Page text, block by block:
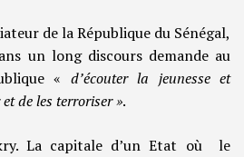
de la République du Sénégal,
un long discours demande au
« d’écouter la jeunesse et
de les terroriser ».
La capitale d’un Etat où le